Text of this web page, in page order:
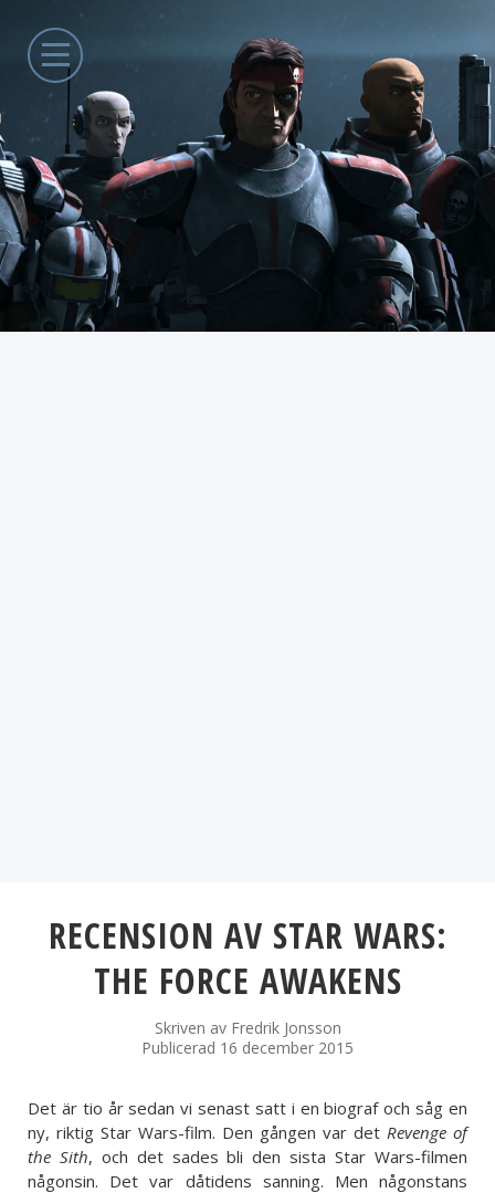
RECENSION AV STAR WARS:
THE FORCE AWAKENS
Skriven av Fredrik Jonsson
Publicerad 16 december 2015
Det är tio år sedan vi senast satt i en biograf och såg en
ny, riktig Star Wars-film. Den gången var det Revenge of
the Sith, och det sades bli den sista Star Wars-filmen
någonsin. Det var dåtidens sanning. Men någonstans